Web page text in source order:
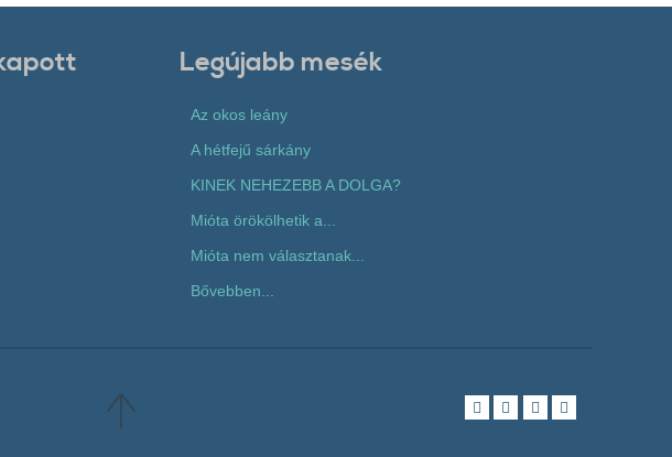
Legújabb mesék
Az okos leány
A hétfejű sárkány
KINEK NEHEZEBB A DOLGA?
Mióta örökölhetik a...
Mióta nem választanak...
Bővebben...